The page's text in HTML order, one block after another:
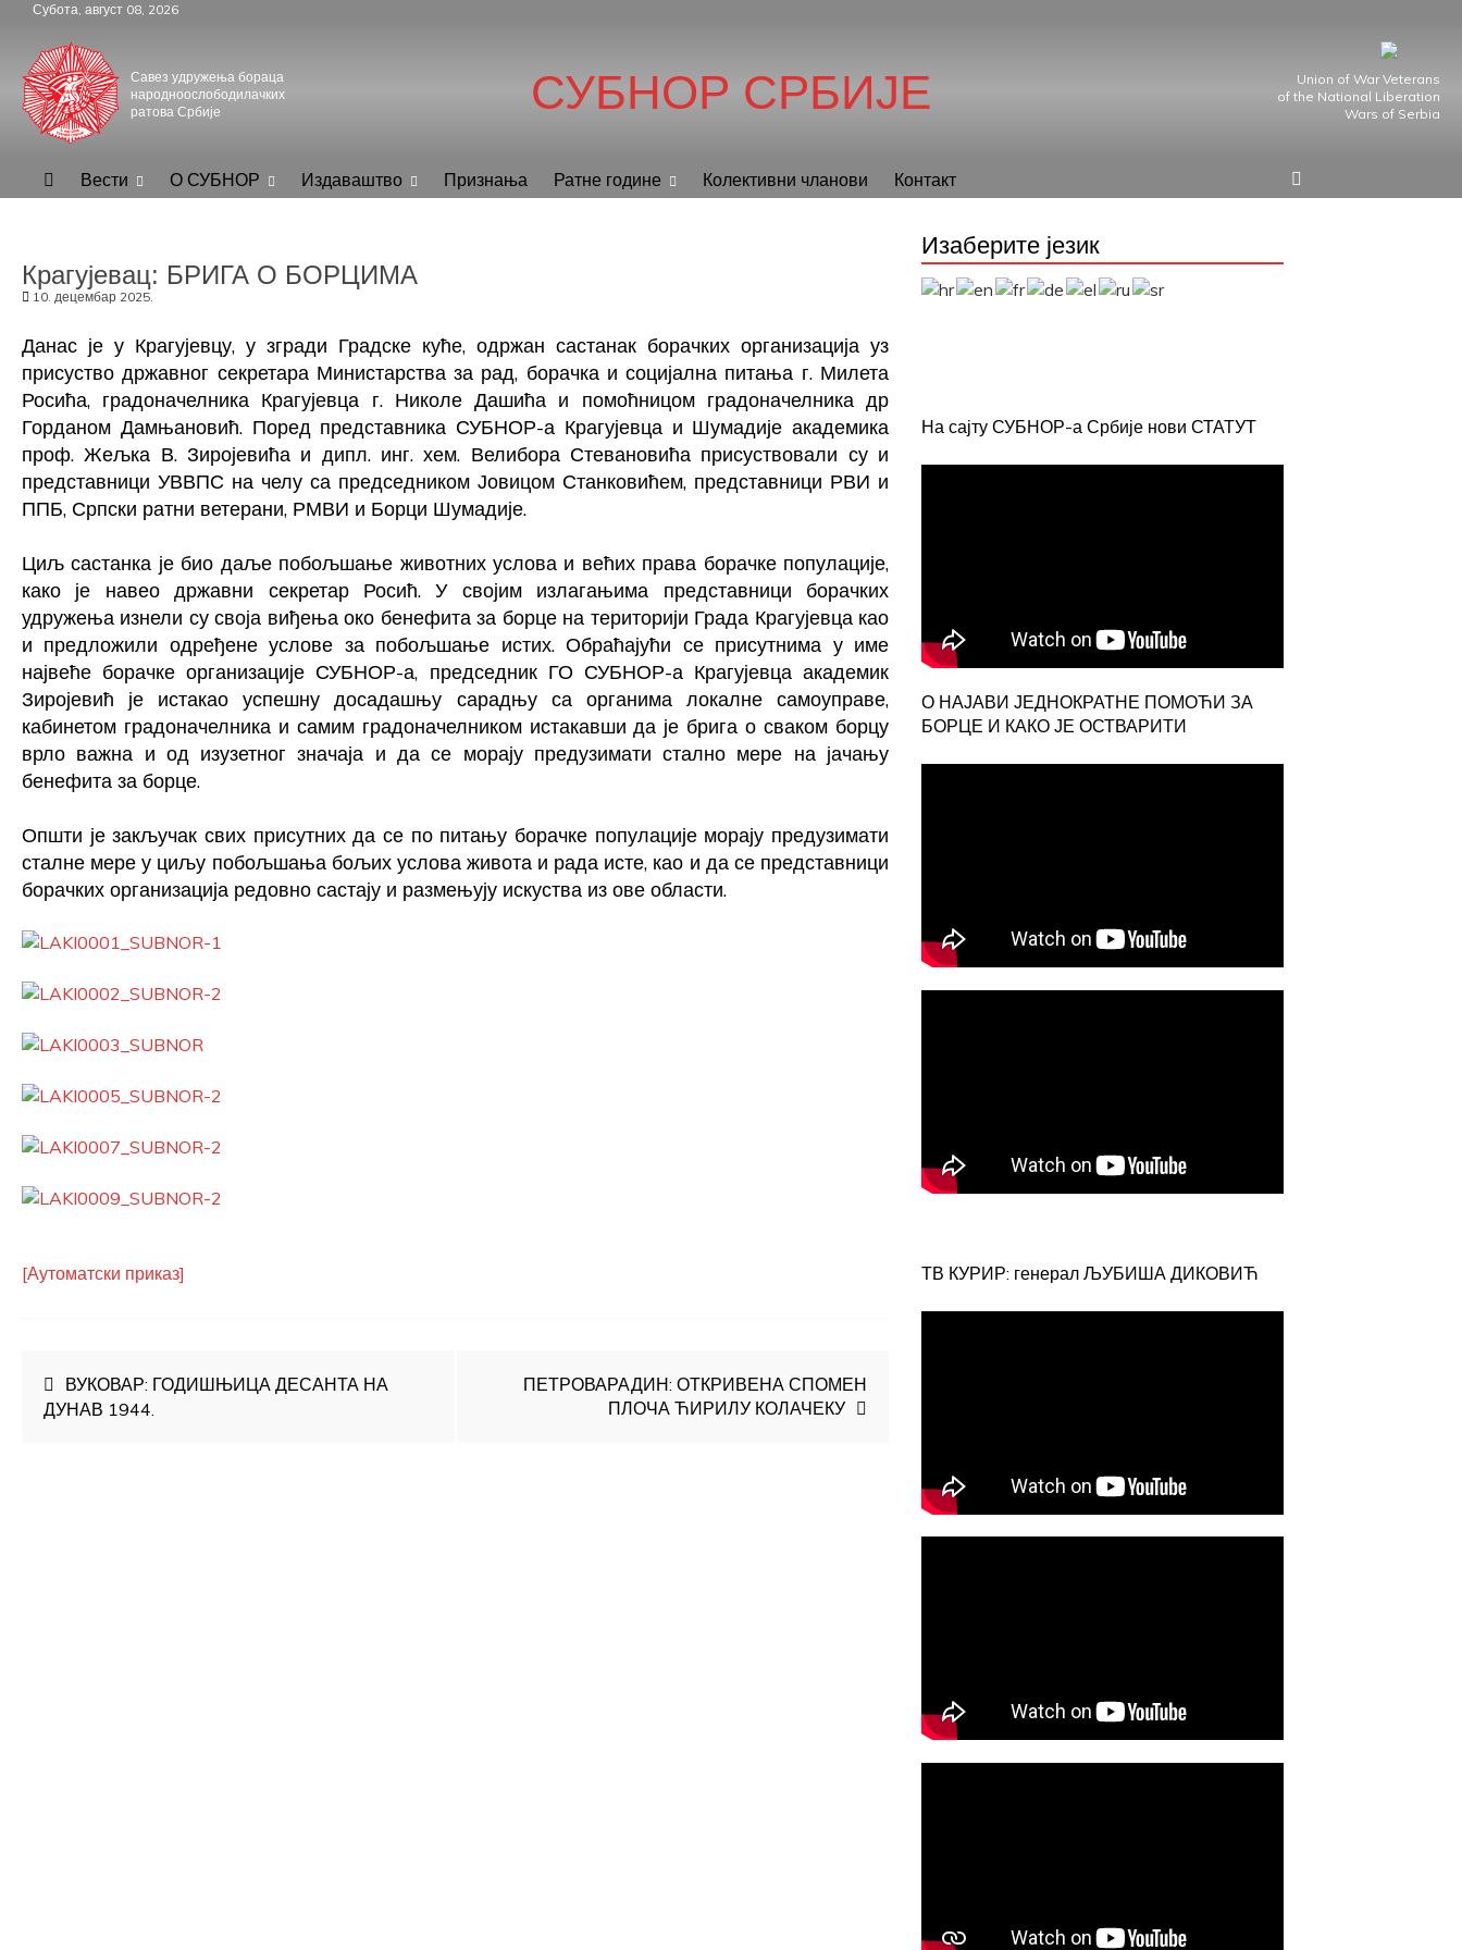
content
Субота, август 08, 2026
Савез удружења бораца
народноослободилачких
ратова Србије
СУБНОР СРБИЈЕ
Union of War Veterans
of the National Liberation
Wars of Serbia
СУБНОР Србијe
Вести О СУБНОР Издаваштво Признања Ратне године Колективни чланови Контакт
Крагујевац: БРИГА О БОРЦИМА
10. децембар 2025.
Данас је у Крагујевцу, у згради Градске куће, одржан састанак борачких организација уз
присуство државног секретара Министарства за рад, борачка и социјална питања г. Милета
Росића, градоначелника Крагујевца г. Николе Дашића и помоћницом градоначелника др
Горданом Дамњановић. Поред представника СУБНОР-а Крагујевца и Шумадије академика
проф. Жељка В. Зиројевића и дипл. инг. хем. Велибора Стевановића присуствовали су и
представници УВВПС на челу са председником Јовицом Станковићем, представници РВИ и
ППБ, Српски ратни ветерани, РМВИ и Борци Шумадије.
Циљ састанка је био даље побољшање животних услова и већих права борачке популације,
како је навео државни секретар Росић. У својим излагањима представници борачких
удружења изнели су своја виђења око бенефита за борце на територији Града Крагујевца као
и предложили одређене услове за побољшање истих. Обраћајући се присутнима у име
највеће борачке организације СУБНОР-а, председник ГО СУБНОР-а Крагујевца академик
Зиројевић је истакао успешну досадашњу сарадњу са органима локалне самоуправе,
кабинетом градоначелника и самим градоначелником истакавши да је брига о сваком борцу
врло важна и од изузетног значаја и да се морају предузимати стално мере на јачању
бенефита за борце.
Општи је закључак свих присутних да се по питању борачке популације морају предузимати
сталне мере у циљу побољшања бољих услова живота и рада исте, као и да се представници
борачких организација редовно састају и размењују искуства из ове области.
[Аутоматски приказ]
Кретање
чланка
ВУКОВАР: ГОДИШЊИЦА ДЕСАНТА НА
ДУНАВ 1944.
ПЕТРОВАРАДИН: ОТКРИВЕНА СПОМЕН
ПЛОЧА ЋИРИЛУ КОЛАЧЕКУ
Изаберите језик
На сајту СУБНОР-а Србије нови СТАТУТ
О НАЈАВИ ЈЕДНОКРАТНЕ ПОМОЋИ ЗА
БОРЦЕ И КАКО ЈЕ ОСТВАРИТИ
ТВ КУРИР: генерал ЉУБИША ДИКОВИЋ